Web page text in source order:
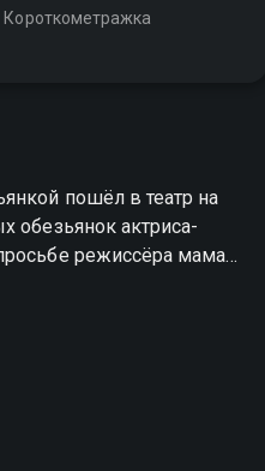
Короткометражка
пошёл в театр на
обезьянок актриса-
режиссёра мама-